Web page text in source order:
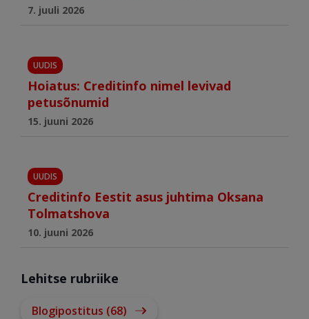
7. juuli 2026
UUDIS
Hoiatus: Creditinfo nimel levivad
petusõnumid
15. juuni 2026
UUDIS
Creditinfo Eestit asus juhtima Oksana
Tolmatshova
10. juuni 2026
Lehitse rubriike
Blogipostitus (68)